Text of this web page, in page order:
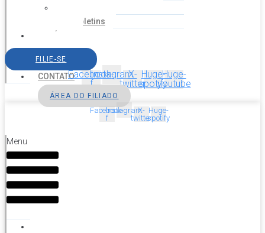
Boletins
SERVIÇOS
AGENDA
CONTATO
FILIE-SE
Facebook-
f
InstagramX-
twitter
Huge-
spotify
Huge-
youtube
ÁREA DO FILIADO
Facebook-
f
InstagramX-
twitter
Huge-
spotify
Menu